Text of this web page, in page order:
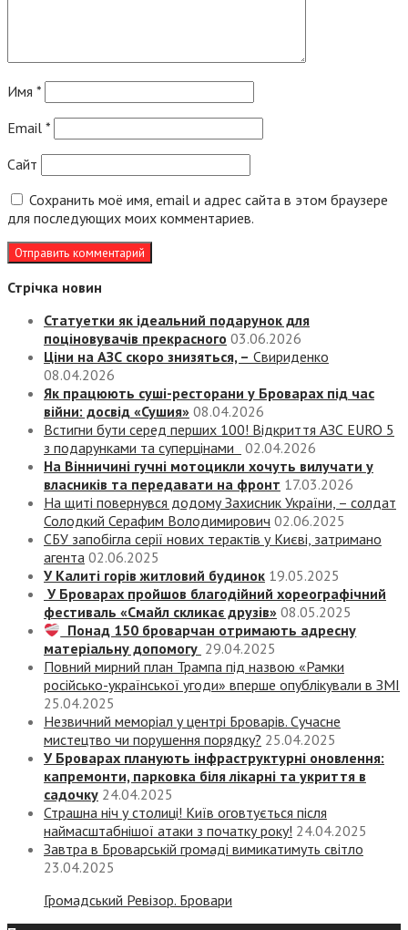
Имя *
Email *
Сайт
Сохранить моё имя, email и адрес сайта в этом браузере
для последующих моих комментариев.
Стрічка новин
Статуетки як ідеальний подарунок для
поціновувачів прекрасного 03.06.2026
Ціни на АЗС скоро знизяться, – Свириденко
08.04.2026
Як працюють суші-ресторани у Броварах під час
війни: досвід «Сушия» 08.04.2026
Встигни бути серед перших 100! Відкриття АЗС EURO 5
з подарунками та суперцінами
02.04.2026
На Вінничині гучні мотоцикли хочуть вилучати у
власників та передавати на фронт 17.03.2026
На щиті повернувся додому Захисник України, – солдат
Солодкий Серафим Володимирович 02.06.2025
СБУ запобігла серії нових терактів у Києві, затримано
агента 02.06.2025
У Калиті горів житловий будинок 19.05.2025
У Броварах пройшов благодійний хореографічний
фестиваль «Смайл скликає друзів» 08.05.2025
Понад 150 броварчан отримають адресну
матеріальну допомогу 29.04.2025
Повний мирний план Трампа під назвою «‎Рамки
російсько-української угоди» вперше опублікували в ЗМІ
25.04.2025
Незвичний меморіал у центрі Броварів. Сучасне
мистецтво чи порушення порядку? 25.04.2025
У Броварах планують інфраструктурні оновлення:
капремонти, парковка біля лікарні та укриття в
садочку 24.04.2025
Страшна ніч у столиці! Київ оговтується після
наймасштабнішої атаки з початку року! 24.04.2025
Завтра в Броварській громаді вимикатимуть світло
23.04.2025
Громадський Ревізор. Бровари